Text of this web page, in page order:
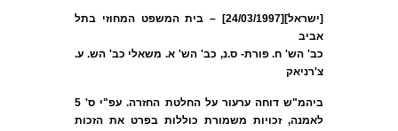
[ישראל][24/03/1997] – בית המשפט המחוזי בתל
אביב
כב' הש' ח. פורת- ס.נ, כב' הש' א. משאלי כב' הש. ע.
צ'רניאק
ביהמ"ש דוחה ערעור על החלטת החזרה. עפ"י ס' 5
לאמנה, זכויות משמורת כוללות בפרט את הזכות